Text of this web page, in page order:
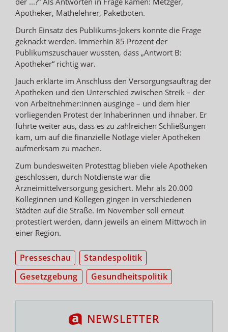
Apotheker, Mathelehrer, Paketboten.
Durch Einsatz des Publikums-Jokers konnte die Frage
geknackt werden. Immerhin 85 Prozent der
Publikumszuschauer wussten, dass „Antwort B:
Apotheker“ richtig war.
Jauch erklärte im Anschluss den Versorgungsauftrag der
Apotheken und den Unterschied zwischen Streik – der
von Arbeitnehmer:innen ausginge – und dem hier
vorliegenden Protest der Inhaberinnen und ihnaber. Er
führte weiter aus, dass es zu zahlreichen Schließungen
kam, um auf die finanzielle Notlage vieler Apotheken
aufmerksam zu machen.
Zum bundesweiten Protesttag blieben viele Apotheken
geschlossen, durch Notdienste war die
Arzneimittelversorgung gesichert. Mehr als 20.000
Kolleginnen und Kollegen gingen in verschiedenen
Städten auf die Straße. Im November soll erneut
protestiert werden, dann jeweils an einem Mittwoch in
einer Region.
Presseschau
Standespolitik
Gesetzgebung
Gesundheitspolitik
NEWSLETTER